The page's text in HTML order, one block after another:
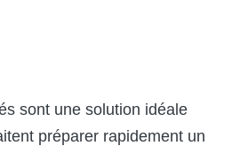
sont une solution idéale
préparer rapidement un